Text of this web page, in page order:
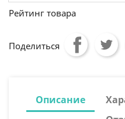
Рейтинг товара
Поделиться
Описание